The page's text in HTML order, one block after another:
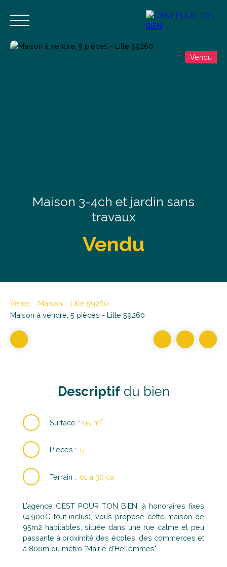
Vendu
Maison 3-4ch et jardin sans
travaux
Vendu
Vente Maison
Lille 59260
Maison à vendre, 5 pièces - Lille 59260
Descriptifdu bien
Surface : 95 m²
Pièces : 5
Terrain : 01 a 30 ca
L’agence C’EST POUR TON BIEN, à honoraires fixes
(4.900€ tout inclus), vous propose cette maison de
95m2 habitables, située dans une rue calme et peu
passante à proximité des écoles, des commerces et
à 800m du métro "Mairie d'Hellemmes".